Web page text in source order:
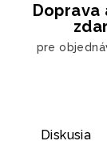
Doprava
pre
Diskusia